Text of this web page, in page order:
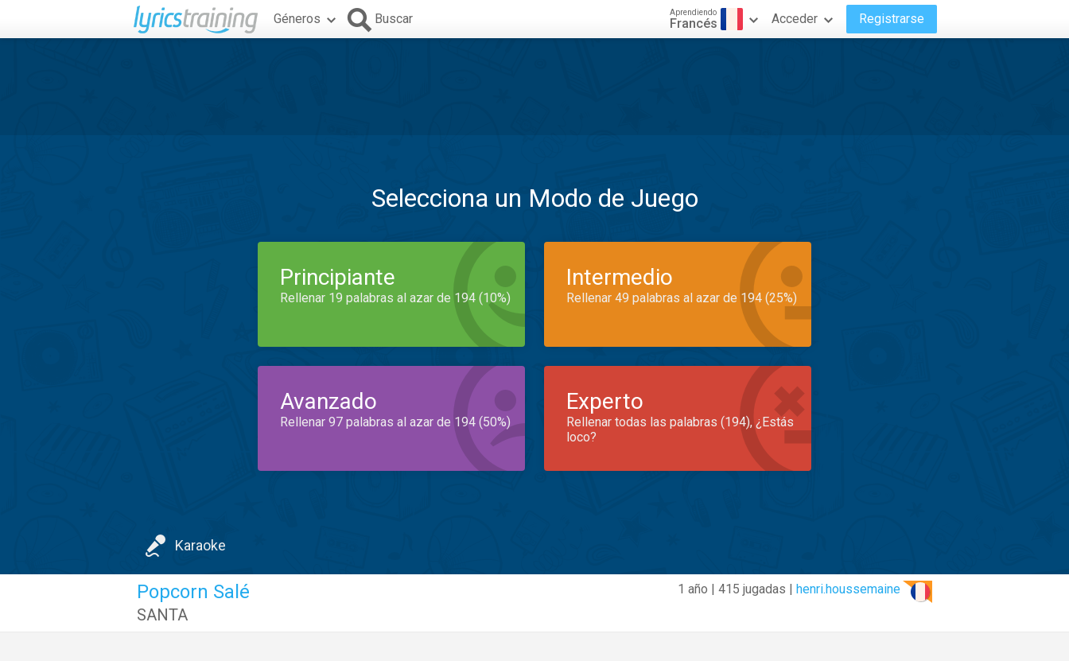
Géneros Buscar Aprendiendo
Francés Acceder Registrarse
Selecciona un Modo de Juego
Principiante
Rellenar 19 palabras al azar de 194 (10%)
Intermedio
Rellenar 49 palabras al azar de 194 (25%)
Avanzado
Rellenar 97 palabras al azar de 194 (50%)
Experto
Rellenar todas las palabras (194), ¿Estás
loco?
Karaoke
1 año | 415 jugadas | henri.houssemaine
Popcorn Salé
SANTA